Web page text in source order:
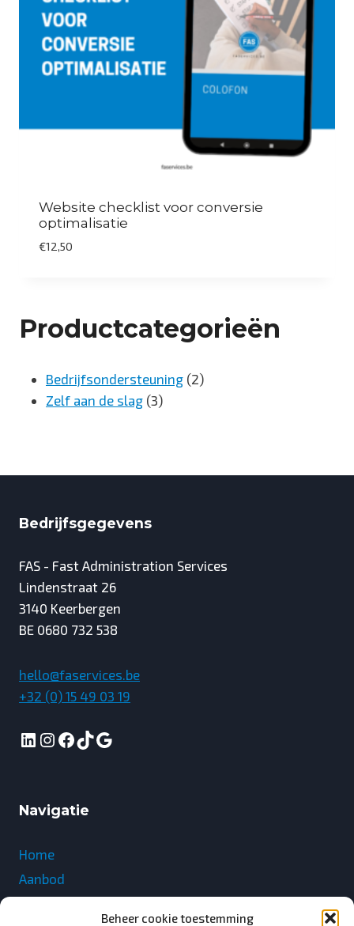
Beheer cookie toestemming
Website checklist voor conversie
optimalisatie
€12,50
Productcategorieën
Bedrijfsondersteuning 22
Zelf aan de slag 33
Bedrijfsgegevens
FAS - Fast Administration Services
Lindenstraat 26
3140 Keerbergen
BE 0680 732 538
hello@faservices.be
+32 (0) 15 49 03 19
LinkedIn
Instagram
Facebook
TikTokGoogle
Navigatie
Home
Aanbod
Shop